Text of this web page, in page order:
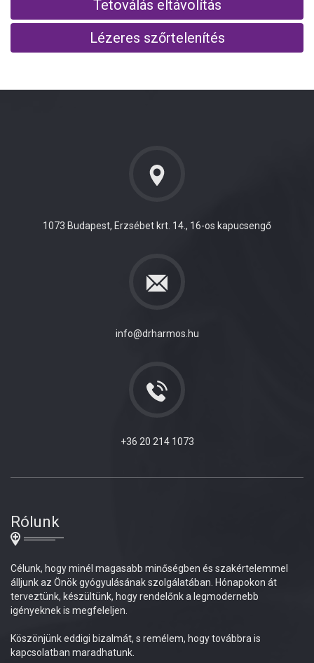
Tetoválás eltávolítás
Lézeres szőrtelenítés
1073 Budapest, Erzsébet krt. 14., 16-os kapucsengő
info@drharmos.hu
+36 20 214 1073
Rólunk
Célunk, hogy minél magasabb minőségben és szakértelemmel
álljunk az Önök gyógyulásának szolgálatában. Hónapokon át
terveztünk, készültünk, hogy rendelőnk a legmodernebb
igényeknek is megfeleljen.
Köszönjünk eddigi bizalmát, s remélem, hogy továbbra is
kapcsolatban maradhatunk.